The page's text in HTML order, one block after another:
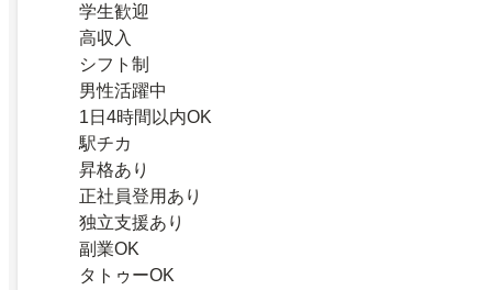
学生歓迎
高収入
シフト制
男性活躍中
1日4時間以内OK
駅チカ
昇格あり
正社員登用あり
独立支援あり
副業OK
タトゥーOK